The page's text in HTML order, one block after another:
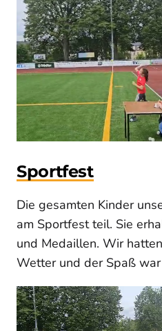
Sportfest
Die gesamten Kinder
am Sportfest teil. Sie
und Medaillen. Wir
Wetter und der Spaß